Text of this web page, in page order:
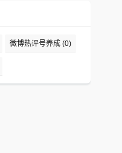
微博热评号养成 (0)